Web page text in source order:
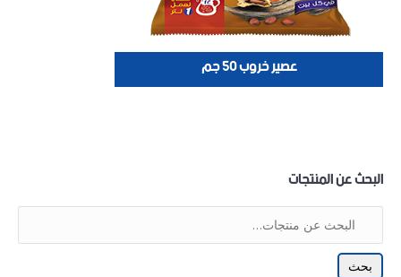
عصير خروب 50 جم
البحث عن المنتجات
بحث